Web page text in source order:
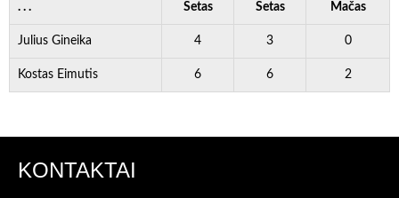
. . . Setas Setas Mačas
Julius Gineika 4 3 0
Kostas Eimutis 6 6 2
KONTAKTAI